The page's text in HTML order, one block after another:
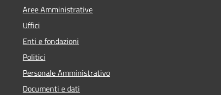
Aree Amministrative
Uffici
Enti e fondazioni
Politici
Personale Amministrativo
Documenti e dati